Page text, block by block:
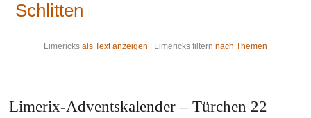
Schlitten
Limericks als Text anzeigen | Limericks filtern nach Themen
Limerix-Adventskalender – Türchen 22